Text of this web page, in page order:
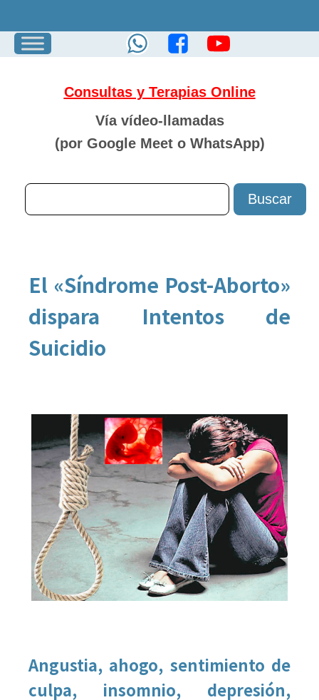
Consultas y Terapias Online
Vía vídeo-llamadas
(por Google Meet oWhatsApp)
El «Síndrome Post-Aborto»
dispara Intentos de
Suicidio
Angustia, ahogo, sentimiento de
culpa, insomnio, depresión,